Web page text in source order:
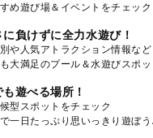
め遊び場＆イベントをチェック
に負けずに全力水遊び！
や人気アトラクション情報など
大満足のプール＆水遊びスポッ
遊べる場所！
型スポットをチェック
一日たっぷり思いっきり遊ぼう